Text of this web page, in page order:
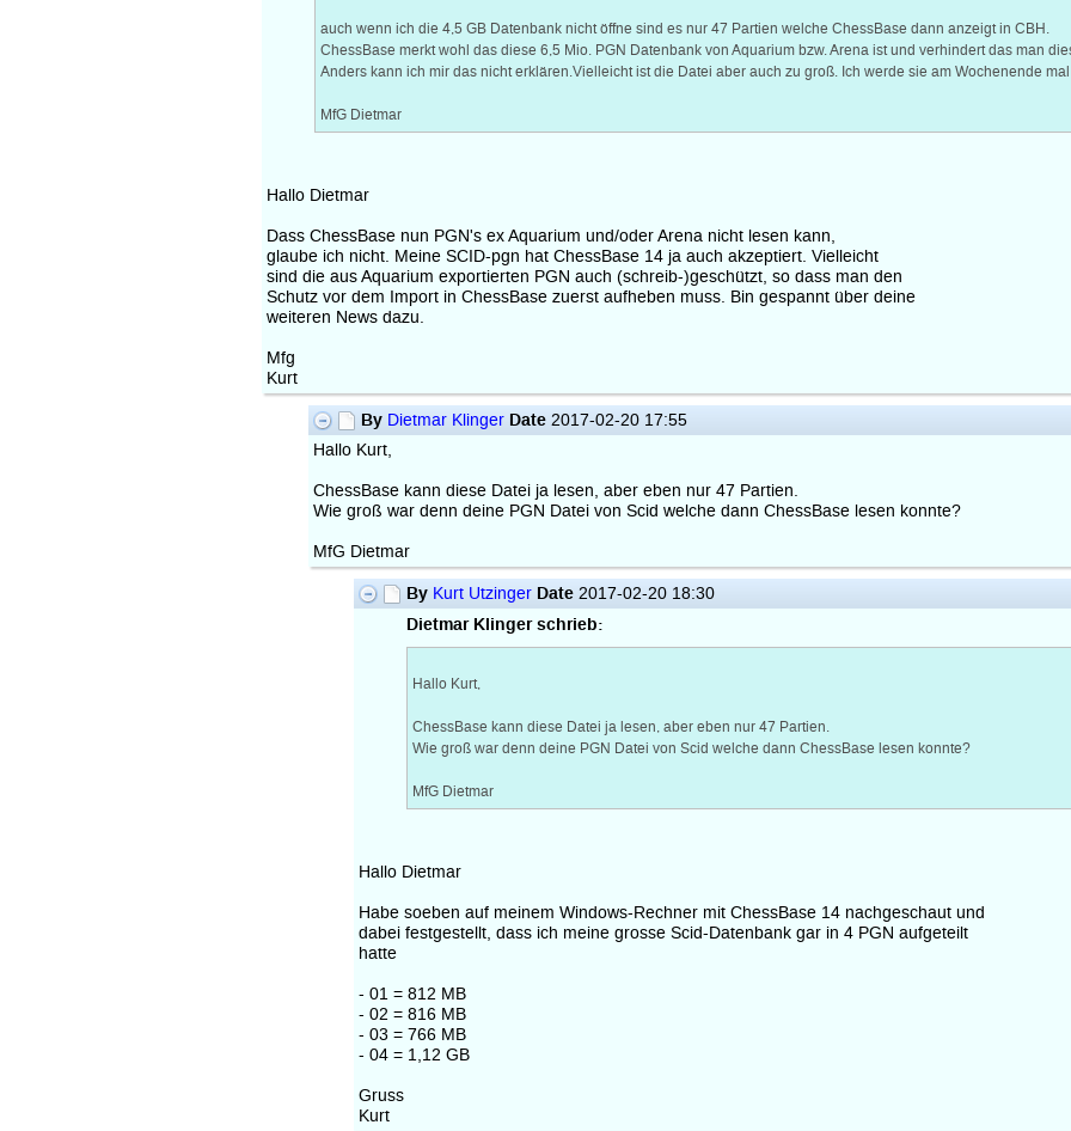
auch wenn ich die 4,5 GB Datenbank nicht öffne sind es nur 47 Partien welche ChessBase dann anzeigt in CBH.
ChessBase merkt wohl das diese 6,5 Mio. PGN Datenbank von Aquarium bzw. Arena ist und verhindert das man
Anders kann ich mir das nicht erklären.Vielleicht ist die Datei aber auch zu groß. Ich werde sie am Wochenende
MfG Dietmar
Hallo Dietmar
Dass ChessBase nun PGN's ex Aquarium und/oder Arena nicht lesen kann,
glaube ich nicht. Meine SCID-pgn hat ChessBase 14 ja auch akzeptiert. Vielleicht
sind die aus Aquarium exportierten PGN auch (schreib-)geschützt, so dass man den
Schutz vor dem Import in ChessBase zuerst aufheben muss. Bin gespannt über deine
weiteren News dazu.
Mfg
Kurt
By Dietmar Klinger Date2017-02-20 17:55
Hallo Kurt,
ChessBase kann diese Datei ja lesen, aber eben nur 47 Partien.
Wie groß war denn deine PGN Datei von Scid welche dann ChessBase lesen konnte?
MfG Dietmar
By Kurt Utzinger Date 2017-02-20 18:30
Dietmar Klinger schrieb:
Hallo Kurt,
ChessBase kann diese Datei ja lesen, aber eben nur 47 Partien.
Wie groß war denn deine PGN Datei von Scid welche dann ChessBase lesen konnte?
MfG Dietmar
Hallo Dietmar
Habe soeben auf meinem Windows-Rechner mit ChessBase 14 nachgeschaut und
dabei festgestellt, dass ich meine grosse Scid-Datenbank gar in 4 PGN aufgeteilt
hatte
- 01 = 812 MB
- 02 = 816 MB
- 03 = 766 MB
- 04 = 1,12 GB
Gruss
Kurt